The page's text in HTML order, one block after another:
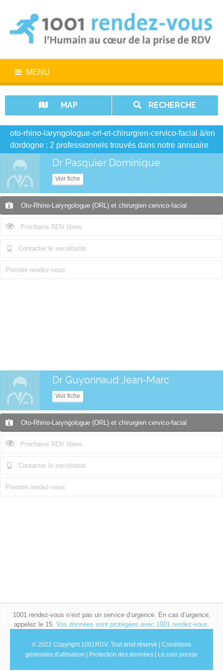
MENU
MAP RECHERCHE
oto-rhino-laryngologue-orl-et-chirurgien-cervico-facial à/en
dordogne : 2 professionnels trouvés dans notre annuaire
Dr Pasquier Dominique
Voir fiche
Oto-Rhino-Laryngologue (ORL) et chirurgien cervico-facial
Prochains RDV libres
Contacter le secrétariat
Prendre rendez-vous
Dr Guyonnaud Jean-Marc
Voir fiche
Oto-Rhino-Laryngologue (ORL) et chirurgien cervico-facial
Prochains RDV libres
Contacter le secrétariat
Prendre rendez-vous
1001 rendez-vous n’est pas un service d’urgence. En cas d’urgence,
appelez le 15. Vos données sont protégées avec 1001 rendez-vous.
© 2022 Copyright 1001RDV. Tout droit réservé | Conditions
générales d'utilisation | Protection des données | Le coin presse